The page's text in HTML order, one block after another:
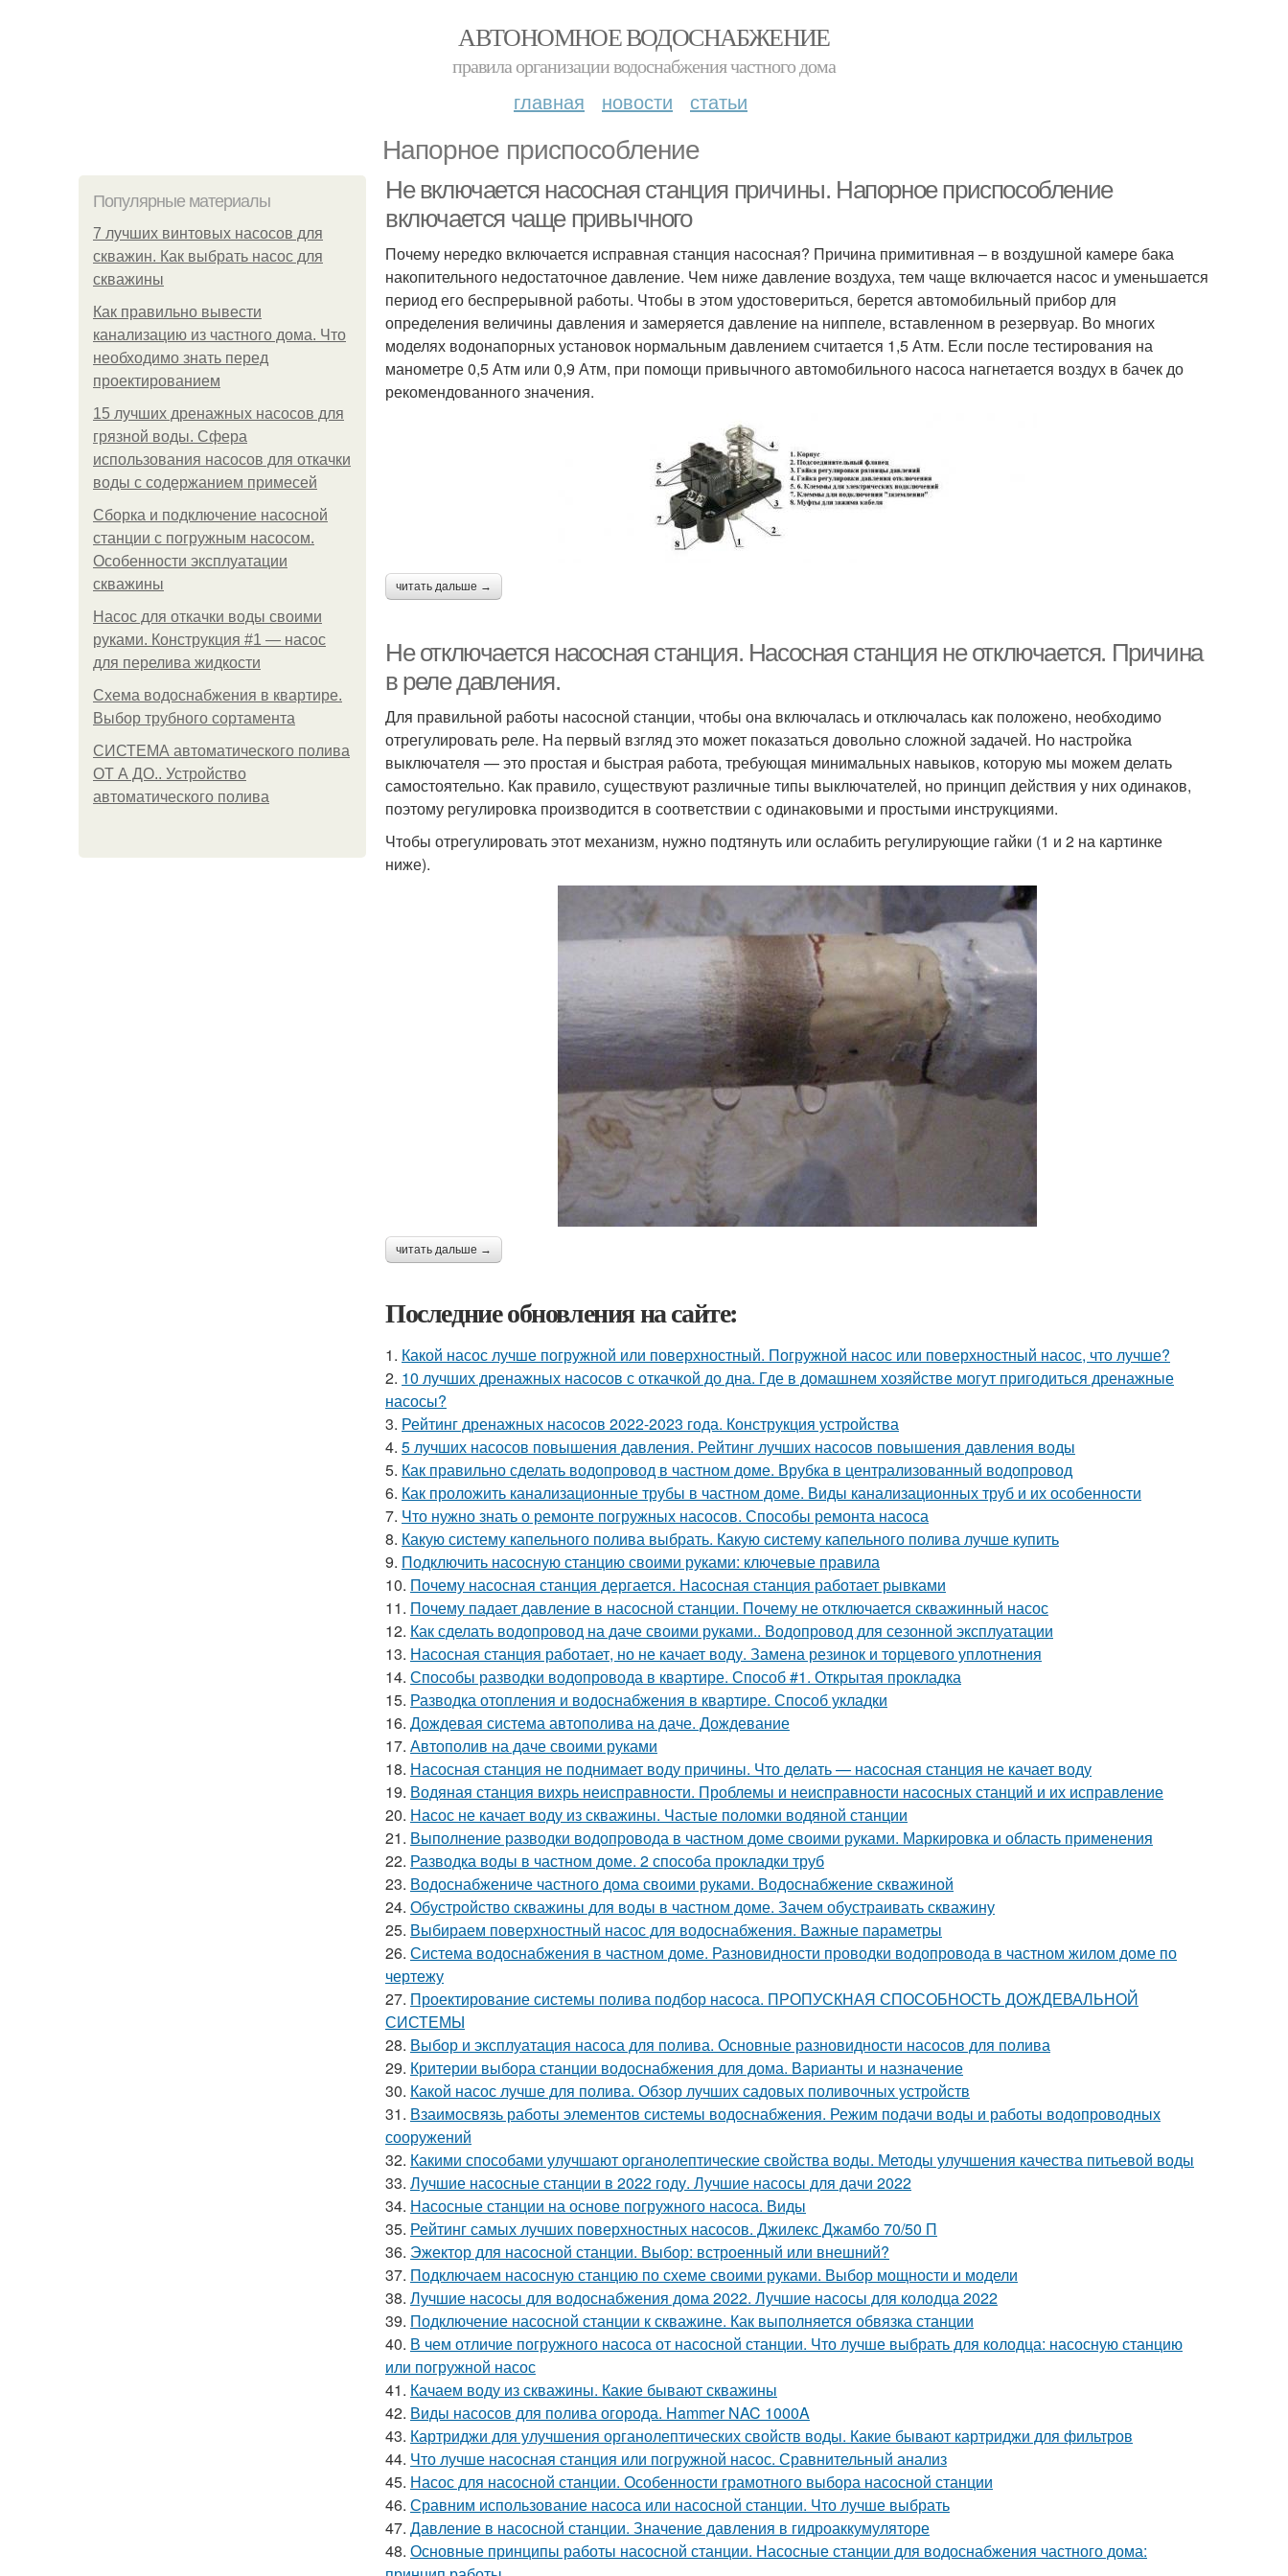
АВТОНОМНОЕ ВОДОСНАБЖЕНИЕ
правила организации водоснабжения частного дома
главная новости статьи
Напорное приспособление
Популярные материалы
7 лучших винтовых насосов для
скважин. Как выбрать насос для
скважины
Как правильно вывести
канализацию из частного дома. Что
необходимо знать перед
проектированием
15 лучших дренажных насосов для
грязной воды. Сфера
использования насосов для откачки
воды с содержанием примесей
Сборка и подключение насосной
станции с погружным насосом.
Особенности эксплуатации
скважины
Насос для откачки воды своими
руками. Конструкция #1 — насос
для перелива жидкости
Схема водоснабжения в квартире.
Выбор трубного сортамента
СИСТЕМА автоматического полива
ОТ А ДО.. Устройство
автоматического полива
Не включается насосная станция причины. Напорное приспособление
включается чаще привычного
Почему нередко включается исправная станция насосная? Причина примитивная – в воздушной камере бака
накопительного недостаточное давление. Чем ниже давление воздуха, тем чаще включается насос и уменьшается
период его беспрерывной работы. Чтобы в этом удостовериться, берется автомобильный прибор для
определения величины давления и замеряется давление на ниппеле, вставленном в резервуар. Во многих
моделях водонапорных установок нормальным давлением считается 1,5 Атм. Если после тестирования на
манометре 0,5 Атм или 0,9 Атм, при помощи привычного автомобильного насоса нагнетается воздух в бачек до
рекомендованного значения.
читать дальше →
Не отключается насосная станция. Насосная станция не отключается. Причина
в реле давления.
Для правильной работы насосной станции, чтобы она включалась и отключалась как положено, необходимо
отрегулировать реле. На первый взгляд это может показаться довольно сложной задачей. Но настройка
выключателя — это простая и быстрая работа, требующая минимальных навыков, которую мы можем делать
самостоятельно. Как правило, существуют различные типы выключателей, но принцип действия у них одинаков,
поэтому регулировка производится в соответствии с одинаковыми и простыми инструкциями.
Чтобы отрегулировать этот механизм, нужно подтянуть или ослабить регулирующие гайки (1 и 2 на картинке
ниже).
читать дальше →
Последние обновления на сайте:
1. Какой насос лучше погружной или поверхностный. Погружной насос или поверхностный насос, что лучше?
2. 10 лучших дренажных насосов с откачкой до дна. Где в домашнем хозяйстве могут пригодиться дренажные
насосы?
3. Рейтинг дренажных насосов 2022-2023 года. Конструкция устройства
4. 5 лучших насосов повышения давления. Рейтинг лучших насосов повышения давления воды
5. Как правильно сделать водопровод в частном доме. Врубка в централизованный водопровод
6. Как проложить канализационные трубы в частном доме. Виды канализационных труб и их особенности
7. Что нужно знать о ремонте погружных насосов. Способы ремонта насоса
8. Какую систему капельного полива выбрать. Какую систему капельного полива лучше купить
9. Подключить насосную станцию своими руками: ключевые правила
10. Почему насосная станция дергается. Насосная станция работает рывками
11. Почему падает давление в насосной станции. Почему не отключается скважинный насос
12. Как сделать водопровод на даче своими руками.. Водопровод для сезонной эксплуатации
13. Насосная станция работает, но не качает воду. Замена резинок и торцевого уплотнения
14. Способы разводки водопровода в квартире. Способ #1. Открытая прокладка
15. Разводка отопления и водоснабжения в квартире. Способ укладки
16. Дождевая система автополива на даче. Дождевание
17. Автополив на даче своими руками
18. Насосная станция не поднимает воду причины. Что делать — насосная станция не качает воду
19. Водяная станция вихрь неисправности. Проблемы и неисправности насосных станций и их исправление
20. Насос не качает воду из скважины. Частые поломки водяной станции
21. Выполнение разводки водопровода в частном доме своими руками. Маркировка и область применения
22. Разводка воды в частном доме. 2 способа прокладки труб
23. Водоснабжениче частного дома своими руками. Водоснабжение скважиной
24. Обустройство скважины для воды в частном доме. Зачем обустраивать скважину
25. Выбираем поверхностный насос для водоснабжения. Важные параметры
26. Система водоснабжения в частном доме. Разновидности проводки водопровода в частном жилом доме по
чертежу
27. Проектирование системы полива подбор насоса. ПРОПУСКНАЯ СПОСОБНОСТЬ ДОЖДЕВАЛЬНОЙ
СИСТЕМЫ
28. Выбор и эксплуатация насоса для полива. Основные разновидности насосов для полива
29. Критерии выбора станции водоснабжения для дома. Варианты и назначение
30. Какой насос лучше для полива. Обзор лучших садовых поливочных устройств
31. Взаимосвязь работы элементов системы водоснабжения. Режим подачи воды и работы водопроводных
сооружений
32. Какими способами улучшают органолептические свойства воды. Методы улучшения качества питьевой воды
33. Лучшие насосные станции в 2022 году. Лучшие насосы для дачи 2022
34. Насосные станции на основе погружного насоса. Виды
35. Рейтинг самых лучших поверхностных насосов. Джилекс Джамбо 70/50 П
36. Эжектор для насосной станции. Выбор: встроенный или внешний?
37. Подключаем насосную станцию по схеме своими руками. Выбор мощности и модели
38. Лучшие насосы для водоснабжения дома 2022. Лучшие насосы для колодца 2022
39. Подключение насосной станции к скважине. Как выполняется обвязка станции
40. В чем отличие погружного насоса от насосной станции. Что лучше выбрать для колодца: насосную станцию
или погружной насос
41. Качаем воду из скважины. Какие бывают скважины
42. Виды насосов для полива огорода. Hammer NAC 1000A
43. Картриджи для улучшения органолептических свойств воды. Какие бывают картриджи для фильтров
44. Что лучше насосная станция или погружной насос. Сравнительный анализ
45. Насос для насосной станции. Особенности грамотного выбора насосной станции
46. Сравним использование насоса или насосной станции. Что лучше выбрать
47. Давление в насосной станции. Значение давления в гидроаккумуляторе
48. Основные принципы работы насосной станции. Насосные станции для водоснабжения частного дома: